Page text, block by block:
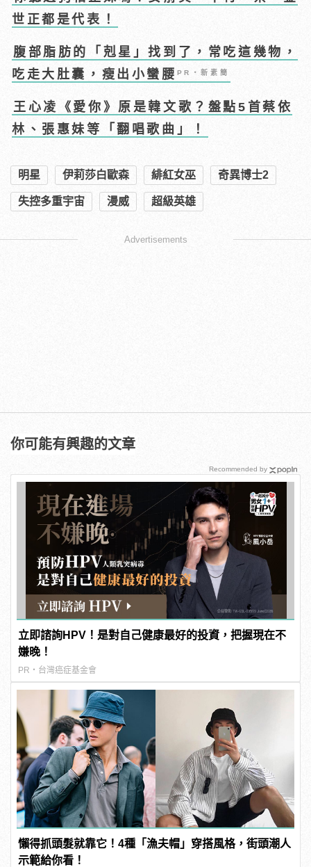
世正都是代表！
腹部脂肪的「剋星」找到了，常吃這幾物，
吃走大肚囊，瘦出小蠻腰 PR・新素簡
王心凌《愛你》原是韓文歌？盤點5首蔡依
林、張惠妹等「翻唱歌曲」！
明星 伊莉莎白歐森 緋紅女巫 奇異博士2
失控多重宇宙 漫威 超級英雄
Advertisements
你可能有興趣的文章
立即諮詢HPV！是對自己健康最好的投資，把握現在不
嫌晚！
PR・台灣癌症基金會
懶得抓頭髮就靠它！4種「漁夫帽」穿搭風格，街頭潮人
示範給你看！
Recommended by